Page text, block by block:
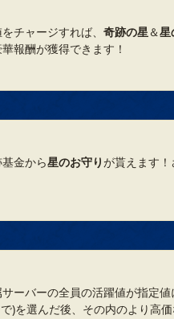
チャージすれば、 奇跡の星＆星
報酬が獲得できます！
金から星のお守りが貰えます！
ーバーの全員の活躍値が指定
)を選んだ後、その内のより高価